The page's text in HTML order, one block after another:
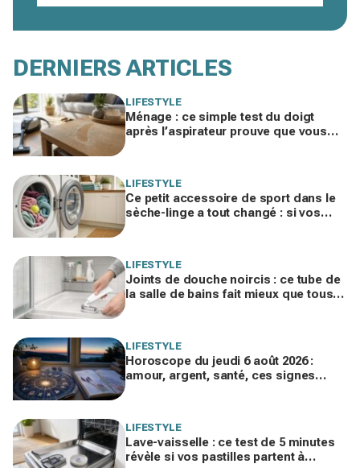
DERNIERS ARTICLES
LIFESTYLE
Ménage : ce simple test du doigt
après l’aspirateur prouve que vous
LIFESTYLE
Ce petit accessoire de sport dans le
sèche-linge a tout changé : si vos
LIFESTYLE
Joints de douche noircis : ce tube de
la salle de bains fait mieux que tous
LIFESTYLE
Horoscope du jeudi 6 août 2026 :
amour, argent, santé, ces signes
LIFESTYLE
Lave-vaisselle : ce test de 5 minutes
révèle si vos pastilles partent à